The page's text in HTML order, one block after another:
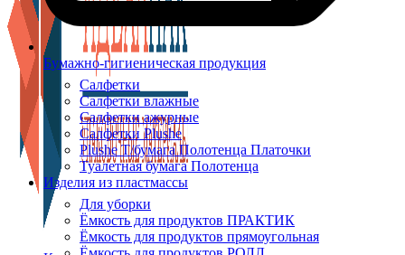
Бумажно-гигиеническая продукция
Салфетки
Салфетки влажные
Салфетки ажурные
Салфетки Plushe
Plushe Т/бумага Полотенца Платочки
Туалетная бумага Полотенца
Изделия из пластмассы
Для уборки
Ёмкость для продуктов ПРАКТИК
Ёмкость для продуктов прямоугольная